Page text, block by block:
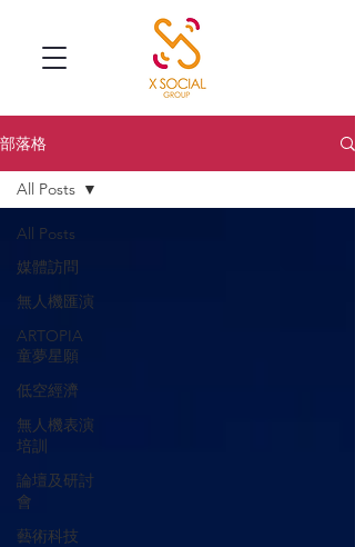
部落格
All Posts
媒體訪問
無人機匯演
ARTOPIA
童夢星願
低空經濟
無人機表演
培訓
論壇及研討
會
藝術科技
All Posts